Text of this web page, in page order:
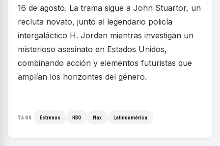
16 de agosto. La trama sigue a John Stuartor, un
recluta novato, junto al legendario policía
intergaláctico H. Jordan mientras investigan un
misterioso asesinato en Estados Unidos,
combinando acción y elementos futuristas que
amplían los horizontes del género.
TAGS Estrenos HBO Max Latinoamérica